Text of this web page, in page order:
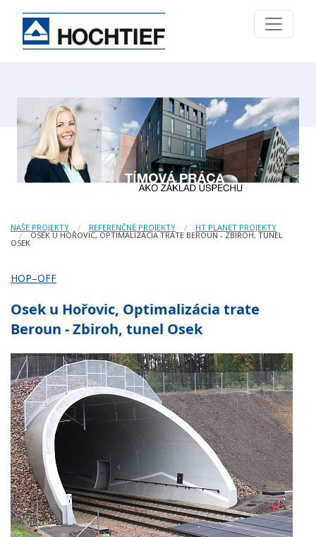
NAŠE PROJEKTY REFERENČNÉ PROJEKTY HT PLANET PROJEKTY
OSEK U HOŘOVIC, OPTIMALIZÁCIA TRATE BEROUN - ZBIROH, TUNEL
OSEK
HOP–OFF
Osek u Hořovic, Optimalizácia trate
Beroun - Zbiroh, tunel Osek